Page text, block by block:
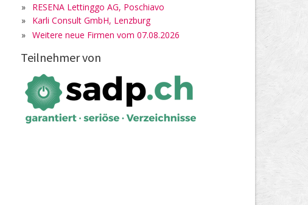
»
RESENA Lettinggo AG, Poschiavo
»
Karli Consult GmbH, Lenzburg
» Weitere neue Firmen vom 07.08.2026
Teilnehmer von